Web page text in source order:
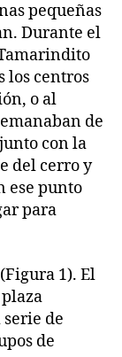
pequeñas
Durante el
los centros
o al
de
con la
del cerro y
ese punto
para
1). El
de
de